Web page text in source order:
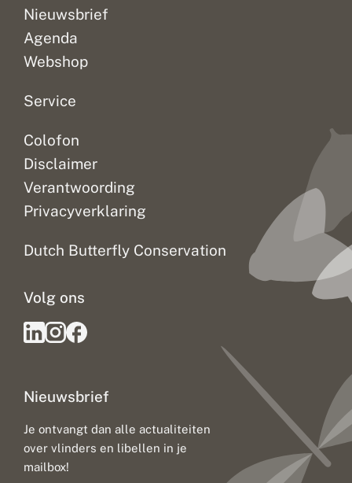
Nieuwsbrief
Agenda
Webshop
Service
Colofon
Disclaimer
Verantwoording
Privacyverklaring
Dutch Butterfly Conservation
Nieuwsbrief
Je ontvangt dan alle actualiteiten
over vlinders en libellen in je
mailbox!
Volg ons